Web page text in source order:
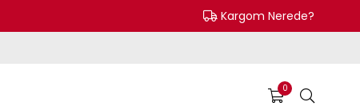
Kargom Nerede?
0